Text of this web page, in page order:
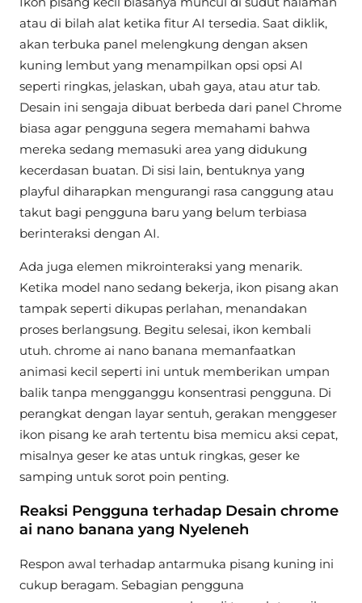
atau di bilah alat ketika fitur AI tersedia. Saat diklik,
akan terbuka panel melengkung dengan aksen
kuning lembut yang menampilkan opsi opsi AI
seperti ringkas, jelaskan, ubah gaya, atau atur tab.
Desain ini sengaja dibuat berbeda dari panel Chrome
biasa agar pengguna segera memahami bahwa
mereka sedang memasuki area yang didukung
kecerdasan buatan. Di sisi lain, bentuknya yang
playful diharapkan mengurangi rasa canggung atau
takut bagi pengguna baru yang belum terbiasa
berinteraksi dengan AI.
Ada juga elemen mikrointeraksi yang menarik.
Ketika model nano sedang bekerja, ikon pisang akan
tampak seperti dikupas perlahan, menandakan
proses berlangsung. Begitu selesai, ikon kembali
utuh. chrome ai nano banana memanfaatkan
animasi kecil seperti ini untuk memberikan umpan
balik tanpa mengganggu konsentrasi pengguna. Di
perangkat dengan layar sentuh, gerakan menggeser
ikon pisang ke arah tertentu bisa memicu aksi cepat,
misalnya geser ke atas untuk ringkas, geser ke
samping untuk sorot poin penting.
Reaksi Pengguna terhadap Desain chrome
ai nano banana yang Nyeleneh
Respon awal terhadap antarmuka pisang kuning ini
cukup beragam. Sebagian pengguna